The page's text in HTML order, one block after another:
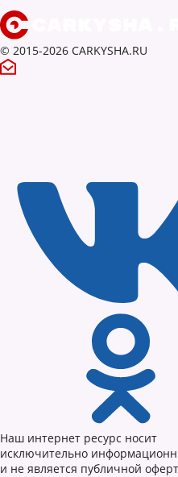
© 2015-2026 CARKYSHA.RU
Наш интернет ресурс носит
исключительно
и не является публичной